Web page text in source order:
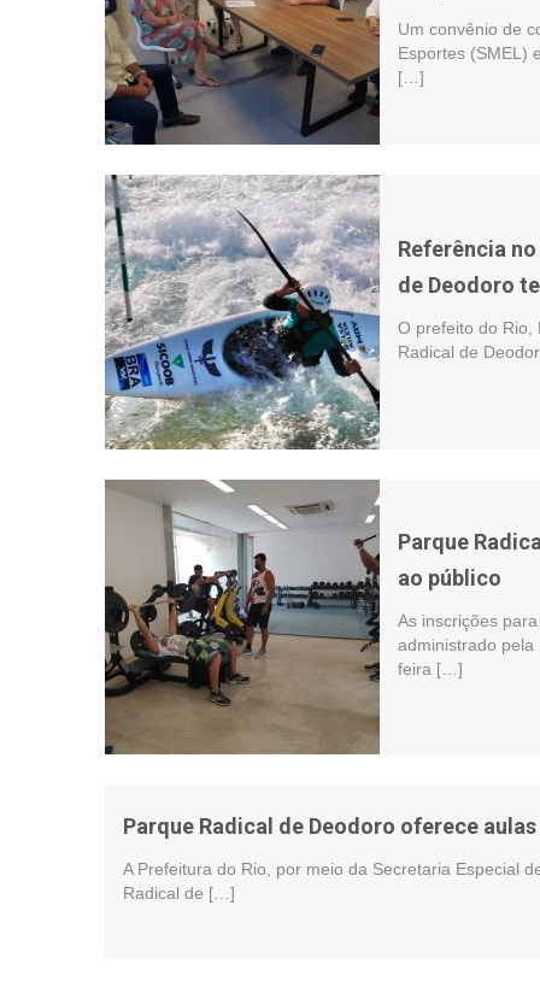
Um convênio de
Esportes (SMEL)
[…]
Referência
de Deodoro
O prefeito do Rio,
Radical de
Parque
ao público
As inscrições
administrado pela
feira […]
Parque Radical de Deodoro oferece
A Prefeitura do Rio, por meio da Secretaria Especial
Radical de […]